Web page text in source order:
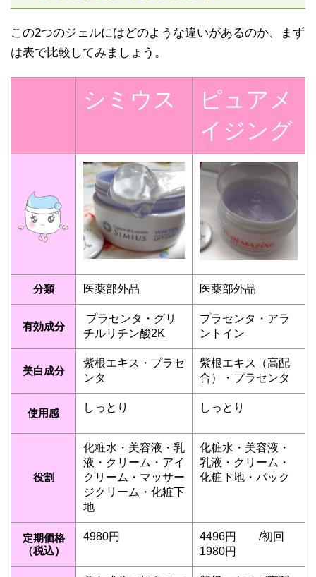
この2つのジェルにはどのような違いがあるのか、まず
は表で比較してみましょう。
シミウス
ピュアメ
イジング
分類 医薬部外品 医薬部外品
有効成分
プラセンタ・グリ
チルリチン酸2K
プラセンタ・アラ
ントイン
美白成分
紫根エキス・プラセ
ンタ
紫根エキス（高配
合）・プラセンタ
使用感 しっとり しっとり
役割
化粧水・美容液・乳
液・クリーム・アイ
クリーム・マッサー
ジクリーム・化粧下
地
化粧水・美容液・
乳液・クリーム・
化粧下地・パック
定期価格
（税込）
4980円
4496円 /初回
1980円